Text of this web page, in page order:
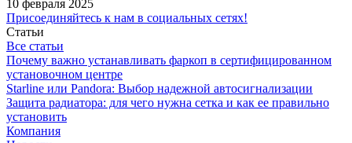
10 февраля 2025
Присоединяйтесь к нам в социальных сетях!
Статьи
Все статьи
Почему важно устанавливать фаркоп в сертифицированном
установочном центре
Starline или Pandora: Выбор надежной автосигнализации
Защита радиатора: для чего нужна сетка и как ее правильно
установить
Компания